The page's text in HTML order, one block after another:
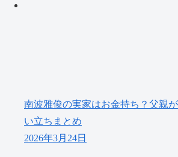
南波雅俊の実家はお金持ち？父親
い立ちまとめ
2026年3月24日